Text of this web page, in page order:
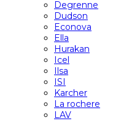
Degrenne
Dudson
Econova
Ella
Hurakan
Icel
Ilsa
ISI
Karcher
La rochere
LAV